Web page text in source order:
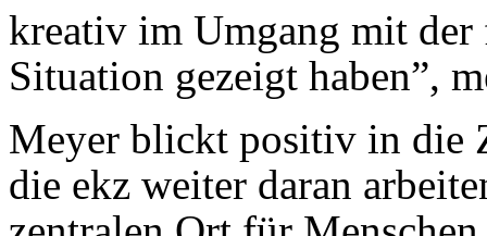
kreativ im Umgang mit
Situation gezeigt haben”,
Meyer blickt positiv in die
die ekz weiter daran